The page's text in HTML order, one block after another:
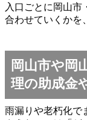
入口ごとに岡山市
合わせていくかを
岡山市や岡
理の助成金
雨漏りや老朽化で